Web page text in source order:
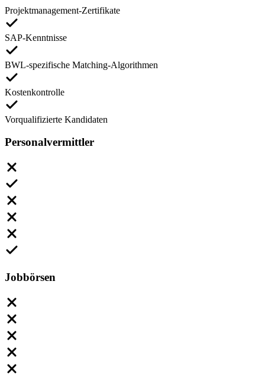
Projektmanagement-Zertifikate
SAP-Kenntnisse
BWL-spezifische Matching-Algorithmen
Kostenkontrolle
Vorqualifizierte Kandidaten
Personalvermittler
Jobbörsen